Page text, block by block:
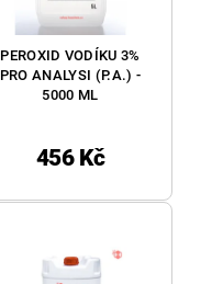
PEROXID VODÍKU 3%
PRO ANALYSI (P.A.) -
5000 ML
456 Kč